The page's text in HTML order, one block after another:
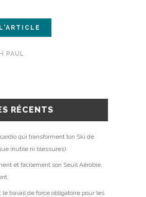
PAUL
RÉCENTS
qui transforment ton Ski de
inutile ni blessures)
et facilement son Seuil Aérobie,
le travail de force obligatoire pour les